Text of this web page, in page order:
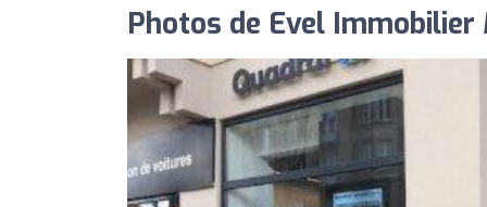
Photos de Evel Immobilier